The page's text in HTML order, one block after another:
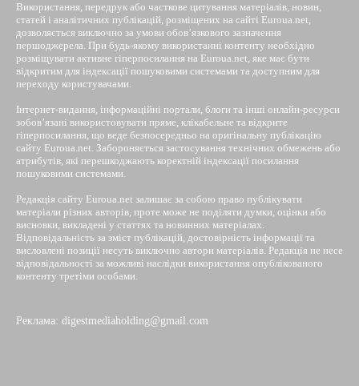
Використання, передрук або часткове цитування матеріалів, новин,
статей і аналітичних публікацій, розміщених на сайті Euroua.net,
дозволяється виключно за умови обов’язкового зазначення
першоджерела. При будь-якому використанні контенту необхідно
розміщувати активне гіперпосилання на Euroua.net, яке має бути
відкритим для індексації пошуковими системами та доступним для
переходу користувачами.
Інтернет-видання, інформаційні портали, блоги та інші онлайн-ресурси
зобов’язані використовувати пряме, клікабельне та відкрите
гіперпосилання, що веде безпосередньо на оригінальну публікацію
сайту Euroua.net. Забороняється застосування технічних обмежень або
атрибутів, які перешкоджають коректній індексації посилання
пошуковими системами.
Редакція сайту Euroua.net залишає за собою право публікувати
матеріали різних авторів, проте може не поділяти думки, оцінки або
висновки, викладені у статтях та новинних матеріалах.
Відповідальність за зміст публікацій, достовірність інформації та
висловлені позиції несуть виключно автори матеріалів. Редакція не несе
відповідальності за можливі наслідки використання опублікованого
контенту третіми особами.
Реклама: digestmediaholding@gmail.com